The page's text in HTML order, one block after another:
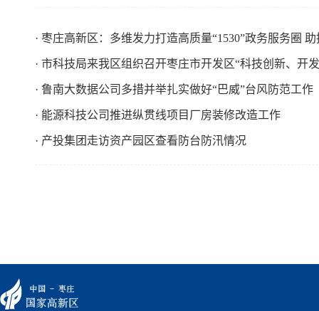
· 枣庄高新区：多维发力打造高质量“1530”政务服务圈
· 市科技局来我区组织召开枣庄市开发区“科技创新、开
· 鲁南大数据公司多措并举扎实做好“巴威”台风防范工作
· 能源科技公司推进纵贯线项目厂房装修改造工作
· 产投集团走访资产园区查看防台防汛情况